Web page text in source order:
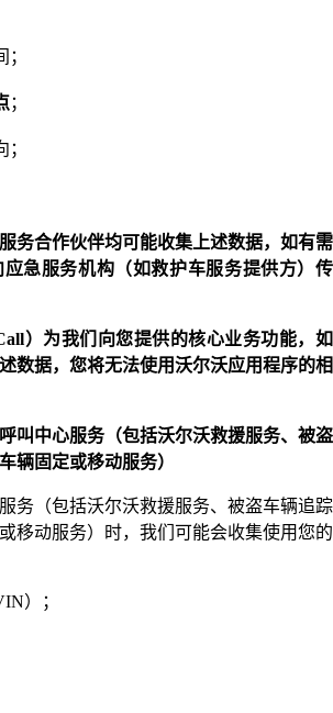
；
务合作伙伴均可能收集上述数据，如有需
急服务机构（如救护车服务提供方）传
）为我们向您提供的核心业务功能，如
数据，您将无法使用沃尔沃应用程序的相
叫中心服务（包括沃尔沃救援服务、被盗
辆固定或移动服务）
务（包括沃尔沃救援服务、被盗车辆追踪
移动服务）时，我们可能会收集使用您的
）；